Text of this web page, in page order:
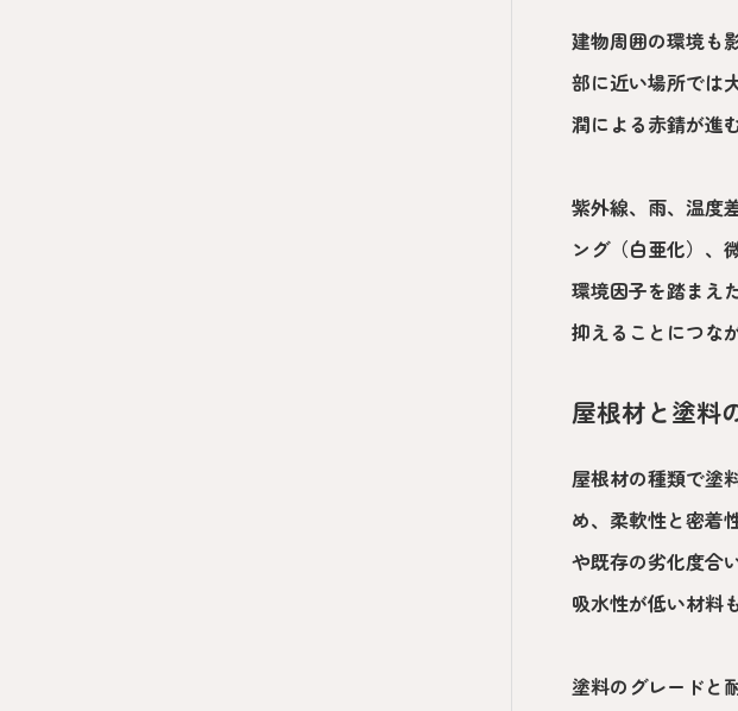
建物周囲の環境も
部に近い場所では
潤による赤錆が進
紫外線、雨、温度
ング（白亜化）、
環境因子を踏まえ
抑えることにつな
屋根材と塗料
屋根材の種類で塗
め、柔軟性と密着
や既存の劣化度合
吸水性が低い材料
塗料のグレードと